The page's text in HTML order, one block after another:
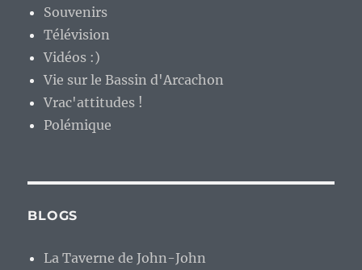
Souvenirs
Télévision
Vidéos :)
Vie sur le Bassin d'Arcachon
Vrac'attitudes !
Polémique
BLOGS
La Taverne de John-John